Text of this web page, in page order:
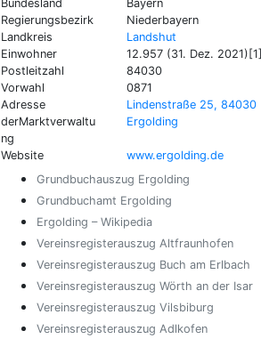
Bundesland
Bayern
Regierungsbezirk
Niederbayern
Landkreis
Landshut
Einwohner
12.957 (31. Dez. 2021)[1]
Postleitzahl
84030
Vorwahl
0871
Adresse
derMarktverwaltu
ng
Lindenstraße 25, 84030
Ergolding
Website
www.ergolding.de
Grundbuchauszug Ergolding
Grundbuchamt Ergolding
Ergolding – Wikipedia
Vereinsregisterauszug Altfraunhofen
Vereinsregisterauszug Buch am Erlbach
Vereinsregisterauszug Wörth an der Isar
Vereinsregisterauszug Vilsbiburg
Vereinsregisterauszug Adlkofen